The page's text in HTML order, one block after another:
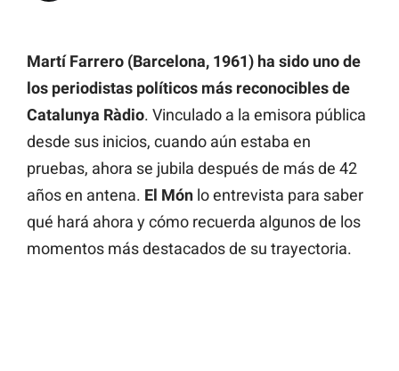
Martí Farrero (Barcelona, 1961) ha sido uno de
los periodistas políticos más reconocibles de
Catalunya Ràdio. Vinculado a la emisora pública
desde sus inicios, cuando aún estaba en
pruebas, ahora se jubila después de más de 42
años en antena. El Món lo entrevista para saber
qué hará ahora y cómo recuerda algunos de los
momentos más destacados de su trayectoria.